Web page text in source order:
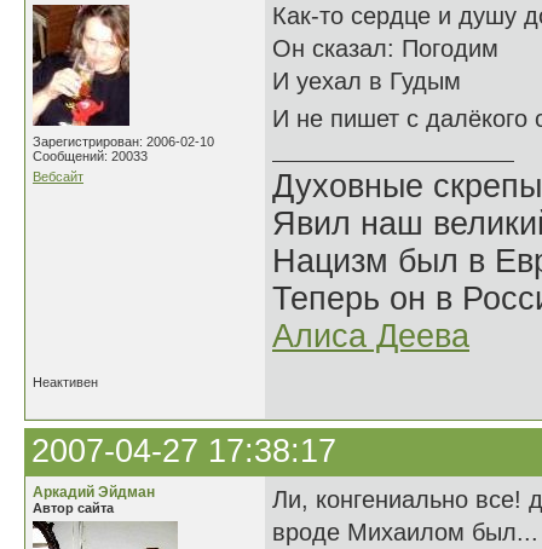
Зарегистрирован: 2006-02-10
Сообщений: 20033
Вебсайт
Как-то сердце и душу
Он сказал: Погодим
И уехал в Гудым
И не пишет с далёкого
Духовные
Явил наш
Нацизм был в
Теперь он в
Алиса Деева
Неактивен
2007-04-27 17:38:17
Аркадий Эйдман
Автор сайта
Ли, конгениально все!
вроде Михаилом был...